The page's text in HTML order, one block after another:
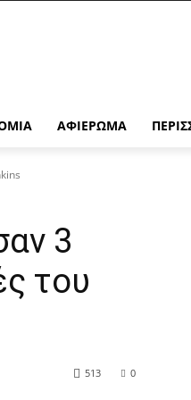
ΑΦΙΈΡΩΜΑ
3
του
0
513